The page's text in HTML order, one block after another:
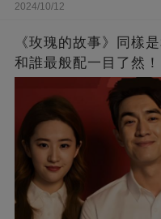
2024/10/12
《玫瑰的故事》同樣
和誰最般配一目了然！